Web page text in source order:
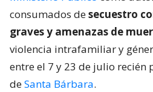
consumados desecuestro
graves y amenazas de
violencia intrafamiliar y
entre el 7 y 23 de julio recién
deSanta Bárbara.